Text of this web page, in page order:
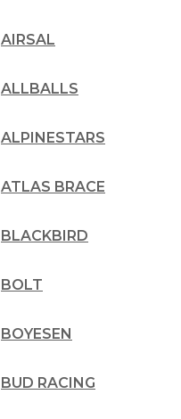
AIRSAL
ALLBALLS
ALPINESTARS
ATLAS BRACE
BLACKBIRD
BOLT
BOYESEN
BUD RACING